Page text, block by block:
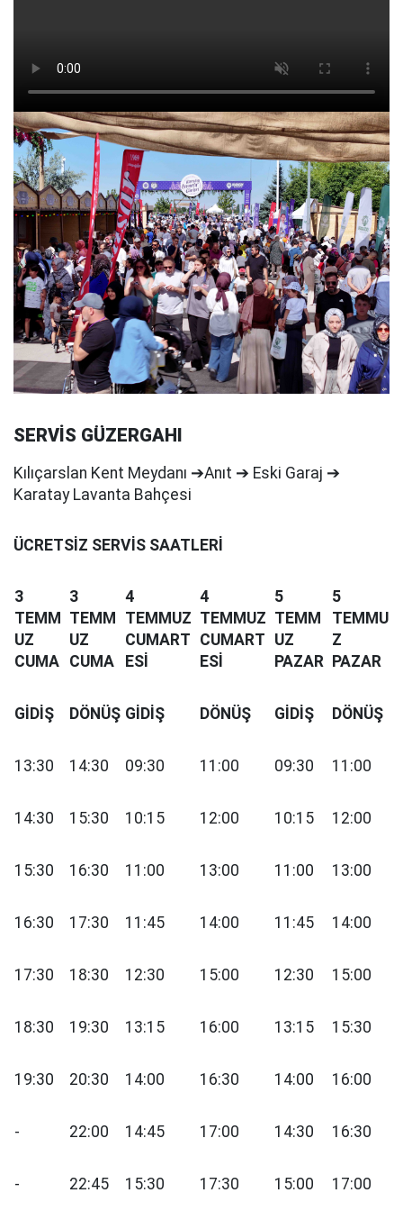
ulaşım sıkıntısı yaşamadan Karatay Lavanta
SERVİS GÜZERGAHI
Kılıçarslan Kent Meydanı ➔Anıt ➔ Eski Garaj ➔
Karatay Lavanta Bahçesi
ÜCRETSİZ SERVİS SAATLERİ
3
TEMM
UZ
CUMA
3
TEMM
UZ
CUMA
4
TEMMUZ
CUMART
ESİ
4
TEMMUZ
CUMART
ESİ
5
TEMM
UZ
PAZAR
5
TEMMU
Z
PAZAR
GİDİŞ DÖNÜŞ GİDİŞ DÖNÜŞ GİDİŞ DÖNÜŞ
13:30 14:30 09:30 11:00 09:30 11:00
14:30 15:30 10:15 12:00 10:15 12:00
15:30 16:30 11:00 13:00 11:00 13:00
16:30 17:30 11:45 14:00 11:45 14:00
17:30 18:30 12:30 15:00 12:30 15:00
18:30 19:30 13:15 16:00 13:15 15:30
19:30 20:30 14:00 16:30 14:00 16:00
- 22:00 14:45 17:00 14:30 16:30
- 22:45 15:30 17:30 15:00 17:00